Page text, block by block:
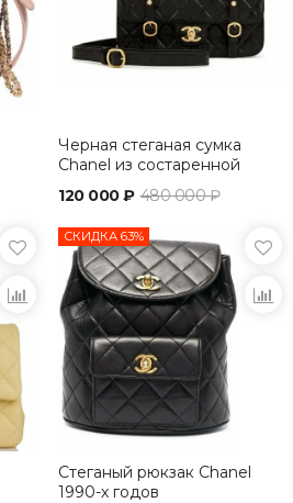
Черная стеганая сумка
Chanel из состаренной
телячьей кожи
120 000 ₽ 480 000 ₽
СКИДКА 63%
Стеганый рюкзак Chanel
1990-х годов